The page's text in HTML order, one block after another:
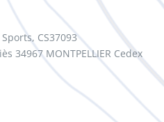
CS37093
34967 MONTPELLIER Cedex